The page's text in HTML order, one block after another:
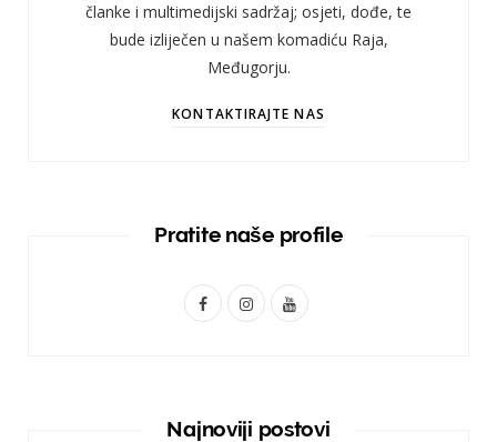
članke i multimedijski sadržaj; osjeti, dođe, te
bude izliječen u našem komadiću Raja,
Međugorju.
KONTAKTIRAJTE NAS
Pratite naše profile
F
I
t
Y
T
Najnoviji postovi